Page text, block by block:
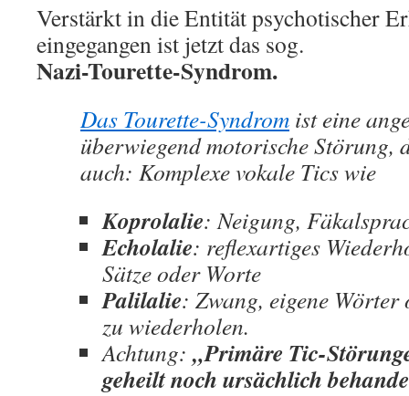
Verstärkt in die Entität psychotischer
eingegangen ist jetzt das sog.
Nazi-Tourette-Syndrom.
Das Tourette-Syndrom ist eine
überwiegend motorische Störung,
auch: Komplexe vokale Tics wie
Koprolalie: Neigung,
Echolalie: reflexartiges
Sätze oder Worte
Palilalie: Zwang, eigene Wörter
zu wiederholen.
Achtung:„Primäre Tic-
geheilt noch ursächlich